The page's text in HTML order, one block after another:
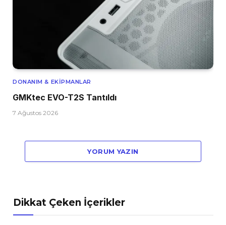
DONANIM & EKIPMANLAR
GMKtec EVO-T2S Tantıldı
7 Ağustos 2026
YORUM YAZIN
Dikkat Çeken İçerikler